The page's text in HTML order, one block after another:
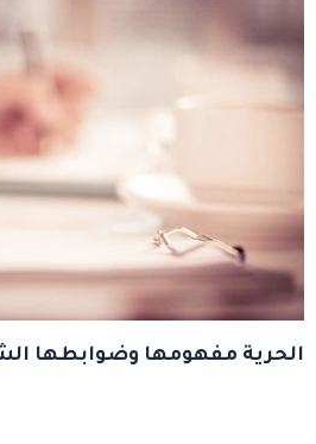
الحرية مفهومها وضوابطها